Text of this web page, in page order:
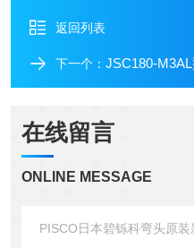
返回列表
下一个： JSC180-M3AL型
在线留言
ONLINE MESSAGE